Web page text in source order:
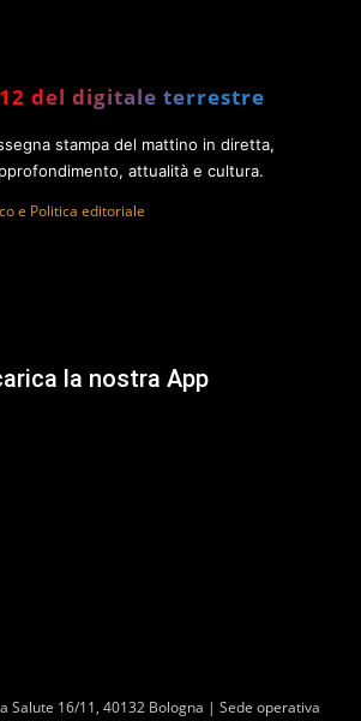
del digitale terrestre
stampa del mattino in diretta,
attualità e cultura.
e Politica editoriale
la nostra App
Salute 16/11, 40132 Bologna | Sede operativa